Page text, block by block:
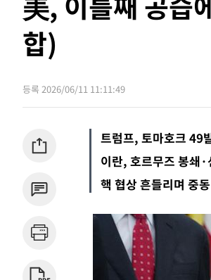
속보
속보
속보 4시간 전
4시간 전
합)
등록 2026/06/11 11:11:49
트럼프, 토마호크 49
이란, 호르무즈 봉쇄
핵 협상 흔들리며 중